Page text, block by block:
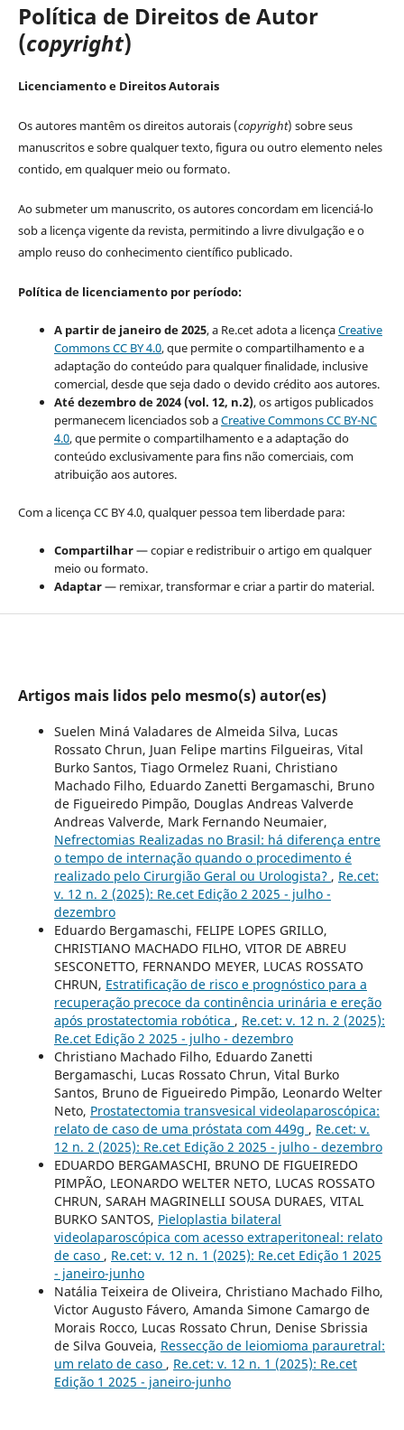
Política de Direitos de Autor
(copyright)
Licenciamento e Direitos Autorais
Os autores mantêm os direitos autorais (copyright) sobre seus
manuscritos e sobre qualquer texto, figura ou outro elemento neles
contido, em qualquer meio ou formato.
Ao submeter um manuscrito, os autores concordam em licenciá-lo
sob a licença vigente da revista, permitindo a livre divulgação e o
amplo reuso do conhecimento científico publicado.
Política de licenciamento por período:
A partir de janeiro de 2025, a Re.cet adota a licençaCreative
Commons CC BY 4.0, que permite o compartilhamento e a
adaptação do conteúdo para qualquer finalidade, inclusive
comercial, desde que seja dado o devido crédito aos autores.
Até dezembro de 2024 (vol. 12, n.2), os artigos publicados
permanecem licenciados sob aCreative Commons CC BY-NC
4.0, que permite o compartilhamento e a adaptação do
conteúdo exclusivamente para fins não comerciais, com
atribuição aos autores.
Com a licença CC BY 4.0, qualquer pessoa tem liberdade para:
Compartilhar— copiar e redistribuir o artigo em qualquer
meio ou formato.
Adaptar— remixar, transformar e criar a partir do material.
Artigos mais lidos pelo mesmo(s) autor(es)
Suelen Miná Valadares de Almeida Silva, Lucas
Rossato Chrun, Juan Felipe martins Filgueiras, Vital
Burko Santos, Tiago Ormelez Ruani, Christiano
Machado Filho, Eduardo Zanetti Bergamaschi, Bruno
de Figueiredo Pimpão, Douglas Andreas Valverde
Andreas Valverde, Mark Fernando Neumaier,
Nefrectomias Realizadas no Brasil: há diferença entre
o tempo de internação quando o procedimento é
realizado pelo Cirurgião Geral ou Urologista? , Re.cet:
v. 12 n. 2 (2025): Re.cet Edição 2 2025 - julho -
dezembro
Eduardo Bergamaschi, FELIPE LOPES GRILLO,
CHRISTIANO MACHADO FILHO, VITOR DE ABREU
SESCONETTO, FERNANDO MEYER, LUCAS ROSSATO
CHRUN, Estratificação de risco e prognóstico para a
recuperação precoce da continência urinária e ereção
após prostatectomia robótica , Re.cet: v. 12 n. 2 (2025):
Re.cet Edição 2 2025 - julho - dezembro
Christiano Machado Filho, Eduardo Zanetti
Bergamaschi, Lucas Rossato Chrun, Vital Burko
Santos, Bruno de Figueiredo Pimpão, Leonardo Welter
Neto, Prostatectomia transvesical videolaparoscópica:
relato de caso de uma próstata com 449g , Re.cet: v.
12 n. 2 (2025): Re.cet Edição 2 2025 - julho - dezembro
EDUARDO BERGAMASCHI, BRUNO DE FIGUEIREDO
PIMPÃO, LEONARDO WELTER NETO, LUCAS ROSSATO
CHRUN, SARAH MAGRINELLI SOUSA DURAES, VITAL
BURKO SANTOS, Pieloplastia bilateral
videolaparoscópica com acesso extraperitoneal: relato
de caso , Re.cet: v. 12 n. 1 (2025): Re.cet Edição 1 2025
- janeiro-junho
Natália Teixeira de Oliveira, Christiano Machado Filho,
Victor Augusto Fávero, Amanda Simone Camargo de
Morais Rocco, Lucas Rossato Chrun, Denise Sbrissia
de Silva Gouveia, Ressecção de leiomioma parauretral:
um relato de caso , Re.cet: v. 12 n. 1 (2025): Re.cet
Edição 1 2025 - janeiro-junho